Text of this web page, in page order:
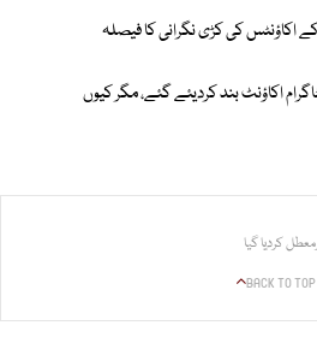
اکاؤنٹس کی کڑی نگرانی کا فیصلہ
اکاؤنٹ بند کردیئے گئے، مگر کیوں
کردیا گیا
BACK TO TOP